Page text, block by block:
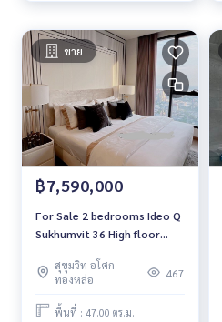
ขาย
฿7,590,000
For Sale 2 bedrooms Ideo Q
Sukhumvit 36 High floor
furnished Ready to move in
สุขุมวิท อโศก
ทองหล่อ
467
พื้นที่ : 47.00 ตร.ม.